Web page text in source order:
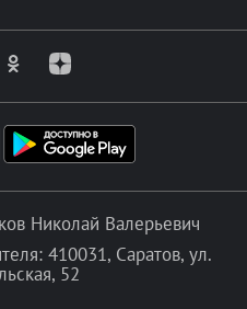
Николай Валерьевич
410031, Саратов, ул.
52